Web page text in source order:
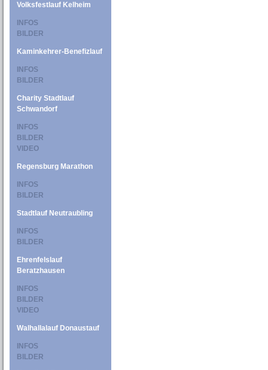
Volksfestlauf Kelheim
INFOS
BILDER
Kaminkehrer-Benefizlauf
INFOS
BILDER
Charity Stadtlauf
Schwandorf
INFOS
BILDER
VIDEO
Regensburg Marathon
INFOS
BILDER
Stadtlauf Neutraubling
INFOS
BILDER
Ehrenfelslauf
Beratzhausen
INFOS
BILDER
VIDEO
Walhallalauf Donaustauf
INFOS
BILDER